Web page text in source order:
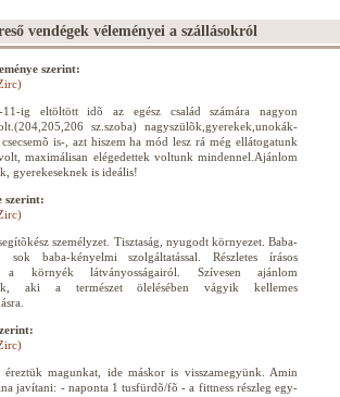
vendégek véleményei a szállásokról
szerint:
11-ig eltöltött idõ az egész család számára nagyon
sz.szoba) nagyszülõk,gyerekek,unokák-
is-, azt hiszem ha mód lesz rá még ellátogatunk
maximálisan elégedettek voltunk mindennel.Ajánlom
gyerekeseknek is ideális!
szerint:
személyzet. Tisztaság, nyugodt környezet. Baba-
sok baba-kényelmi szolgáltatással. Részletes írásos
a környék látványosságairól. Szívesen ajánlom
aki a természet ölelésében vágyik kellemes
magunkat, ide máskor is visszamegyünk. Amin
javítani: - naponta 1 tusfürdõ/fõ - a fittness részleg egy-